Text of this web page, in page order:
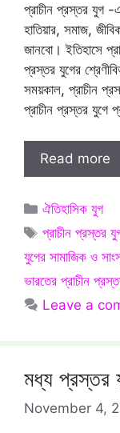
প্রাচীন প্রস্তর যুগ
হাতিয়ার, সমাজ,
জানবো। ইতিহাসে
প্রস্তর যুগের
সময়কাল, প্রাচীন
প্রাচীন প্রস্তর যুগে
Read more
Categories
ঐতিহাসিক যুগ
Tags
প্রাচীন প্রস্তর
যুগের সামাজিক ও
ভারতের প্রাচীন
Leave a
মধ্য প্রস্তর
November 4,